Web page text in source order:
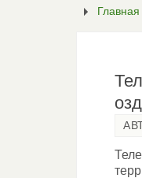
Главная